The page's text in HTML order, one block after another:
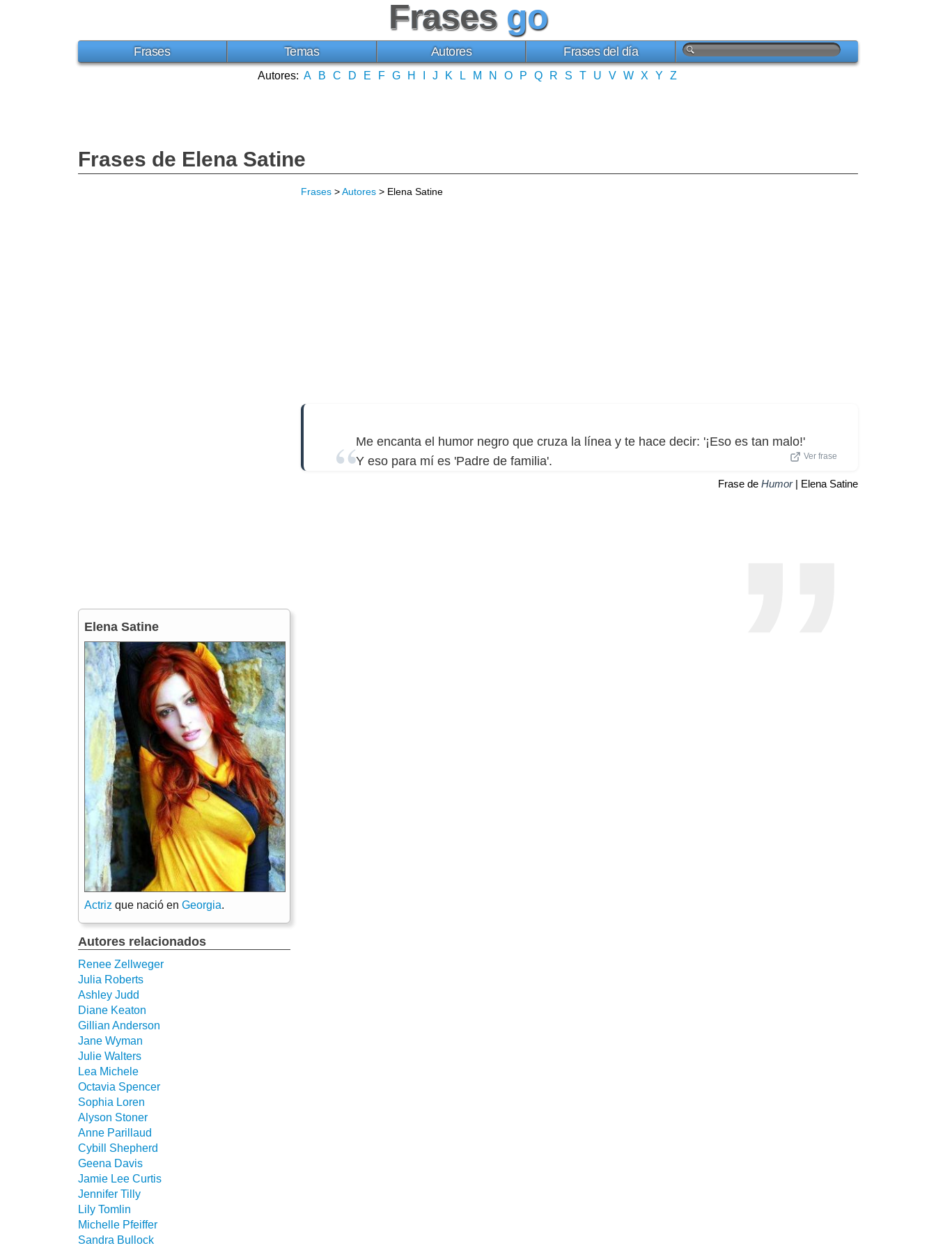
Frases go
Frases Temas Autores Frases del día
Autores: A B C D E F G H J K L M N O P Q R S T U V W X Y Z
Frases de Elena Satine
Frases >Autores > Elena Satine
Me encanta el humor negro que cruza la línea y te hace decir: '¡Eso es tan malo!'
Y eso para mí es 'Padre de familia'.
Ver frase
Frase de Humor| Elena Satine
Elena Satine
Actriz que nació en Georgia.
Autores relacionados
Renee Zellweger
Julia Roberts
Ashley Judd
Diane Keaton
Gillian Anderson
Jane Wyman
Julie Walters
Lea Michele
Octavia Spencer
Sophia Loren
Alyson Stoner
Anne Parillaud
Cybill Shepherd
Geena Davis
Jamie Lee Curtis
Jennifer Tilly
Lily Tomlin
Michelle Pfeiffer
Sandra Bullock